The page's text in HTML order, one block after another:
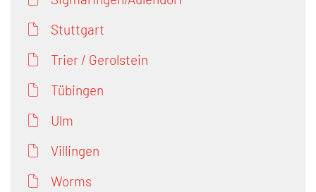
Stuttgart
Trier / Gerolstein
Tübingen
Ulm
Villingen
Worms